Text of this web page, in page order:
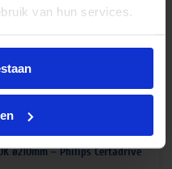
van hun services.
15W 1650lm
ø210mm – Philips Certadrive